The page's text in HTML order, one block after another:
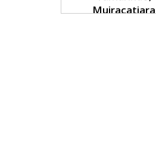
Muiracatiara